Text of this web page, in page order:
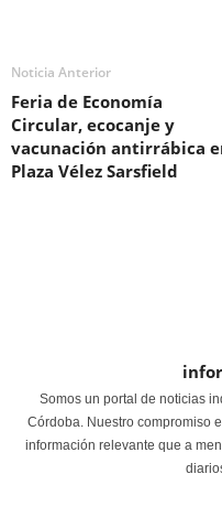
Noticia Anterior
Feria de Economía
Circular, ecocanje y
vacunación antirrábica
Plaza Vélez Sarsfield
Somos un portal de noticias
Córdoba. Nuestro compromiso
información relevante que a